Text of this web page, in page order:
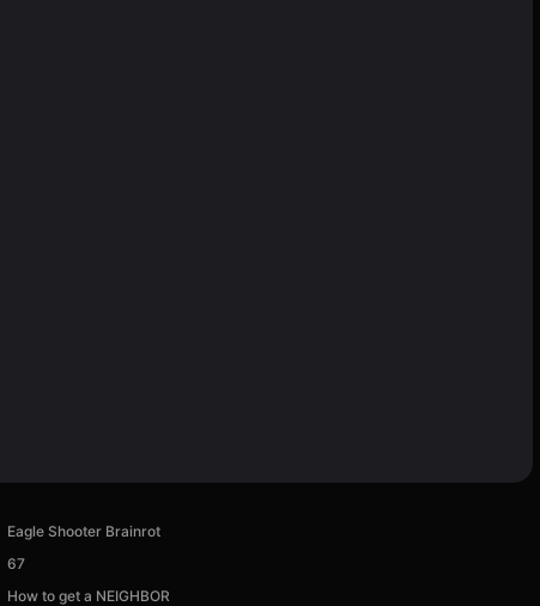
Eagle Shooter Brainrot
67
How to get a NEIGHBOR